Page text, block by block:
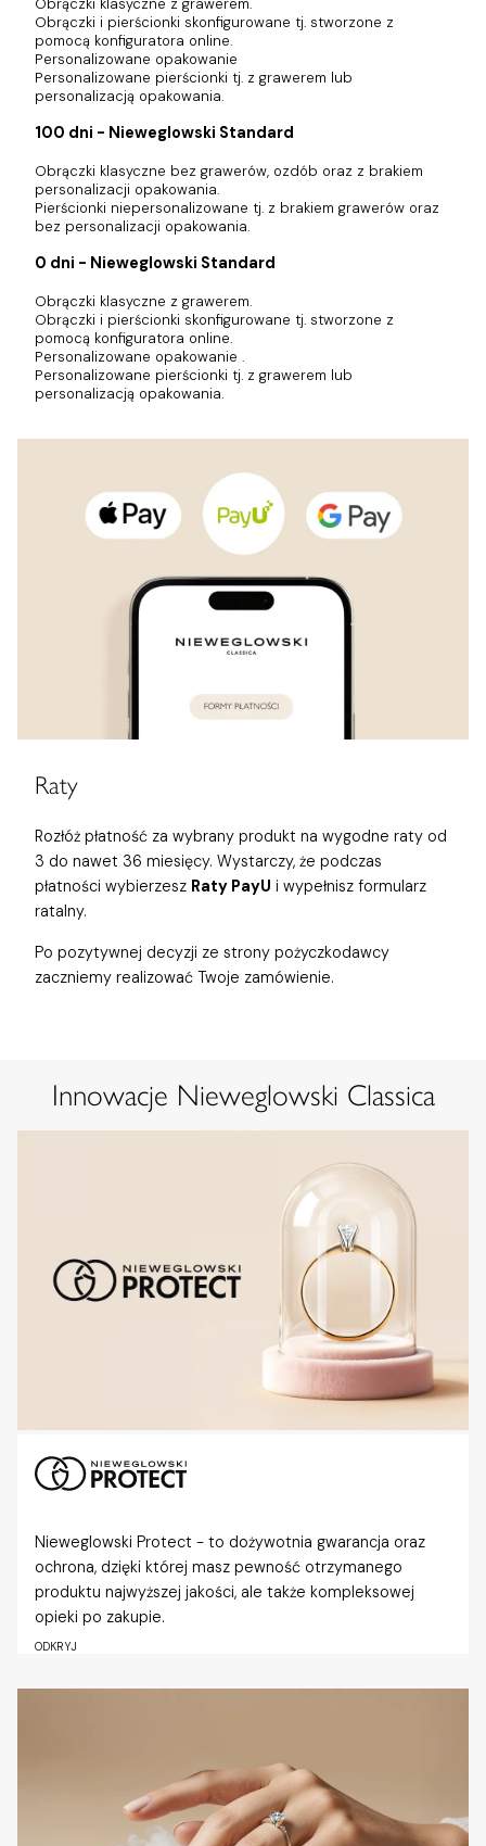
Obrączki klasyczne z grawerem.
Obrączki i pierścionki skonfigurowane tj. stworzone z
pomocą konfiguratora online.
Personalizowane opakowanie
Personalizowane pierścionki tj. z grawerem lub
personalizacją opakowania.
100 dni - Nieweglowski Standard
Obrączki klasyczne bez grawerów, ozdób oraz z brakiem
personalizacji opakowania.
Pierścionki niepersonalizowane tj. z brakiem grawerów oraz
bez personalizacji opakowania.
0 dni - Nieweglowski Standard
Obrączki klasyczne z grawerem.
Obrączki i pierścionki skonfigurowane tj. stworzone z
pomocą konfiguratora online.
Personalizowane opakowanie .
Personalizowane pierścionki tj. z grawerem lub
personalizacją opakowania.
Raty
Rozłóż płatność za wybrany produkt na wygodne raty od
3 do nawet 36 miesięcy. Wystarczy, że podczas
płatności wybierzesz Raty PayU i wypełnisz formularz
ratalny.
Po pozytywnej decyzji ze strony pożyczkodawcy
zaczniemy realizować Twoje zamówienie.
Innowacje Nieweglowski Classica
Nieweglowski Protect - to dożywotnia gwarancja oraz
ochrona, dzięki której masz pewność otrzymanego
produktu najwyższej jakości, ale także kompleksowej
opieki po zakupie.
ODKRYJ